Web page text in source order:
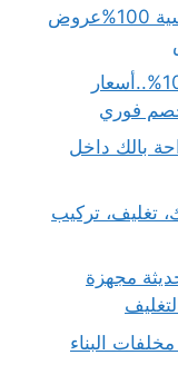
حقين نقل عفش بالرياض أسعار تنافسية 100%عروض
دينات نقل عفش جدة أمان وسرعة100%..أسعار
لراحة بالك داخل
فك، تغليف، تركيب
مجهزة
البناء